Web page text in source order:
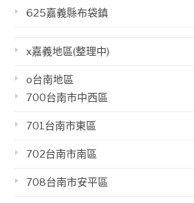
625嘉義縣布袋鎮
x嘉義地區(整理中)
o台南地區
700台南市中西區
701台南市東區
702台南市南區
708台南市安平區